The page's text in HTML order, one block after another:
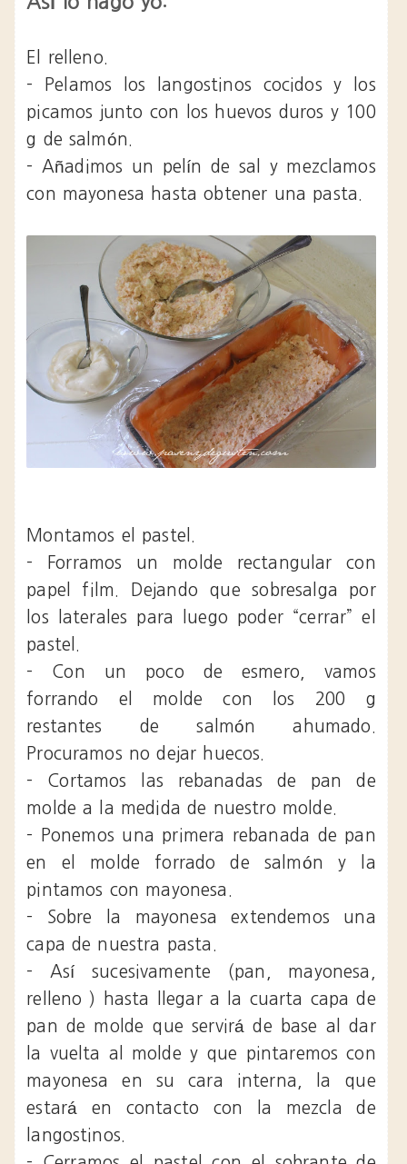
El relleno.
- Pelamos los langostinos cocidos y los
picamos junto con los huevos duros y 100
g de salmón.
- Añadimos un pelín de sal y mezclamos
con mayonesa hasta obtener una pasta.
Montamos el pastel.
- Forramos un molde rectangular con
papel film. Dejando que sobresalga por
los laterales para luego poder “cerrar” el
pastel.
- Con un poco de esmero, vamos
forrando el molde con los 200 g
restantes de salmón ahumado.
Procuramos no dejar huecos.
- Cortamos las rebanadas de pan de
molde a la medida de nuestro molde.
- Ponemos una primera rebanada de pan
en el molde forrado de salmón y la
pintamos con mayonesa.
- Sobre la mayonesa extendemos una
capa de nuestra pasta.
- Así sucesivamente (pan, mayonesa,
relleno ) hasta llegar a la cuarta capa de
pan de molde que servirá de base al dar
la vuelta al molde y que pintaremos con
mayonesa en su cara interna, la que
estará en contacto con la mezcla de
langostinos.